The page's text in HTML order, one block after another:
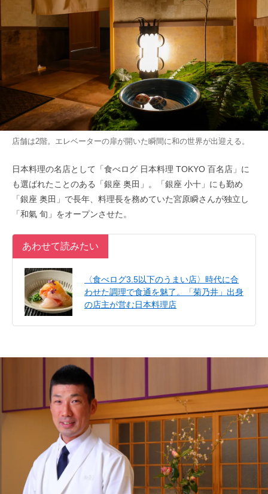
店舗は2階。エレベーターの扉が開いた瞬間に和の世界が出迎える。
日本料理の名店として「食べログ 日本料理 TOKYO 百名店」に
も選ばれたことのある「銀座 奥田」。「銀座 小十」にも勤め
「銀座 奥田」で長年、料理長を務めていた宮原瞬さんが独立し
「和氣 旬」をオープンさせた。
あわせて読みたい
〈食べログ3.5以下のうまい店〉時代に合
わせた調理で食通を魅了。「菊乃井」出身
の店主が営む日本料理店